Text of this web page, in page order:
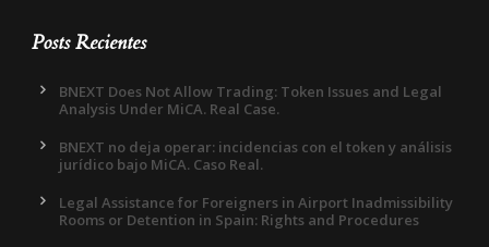
Posts Recientes
BNEXT Does Not Allow Trading: Token Issues and Legal
Analysis Under MiCA. Real Case.
BNEXT no deja operar: incidencias con el token y análisis
jurídico bajo MiCA. Caso Real.
Legal Assistance for Foreigners in Airport Inadmissibility
Rooms or Detention in Spain: Rights and Procedures